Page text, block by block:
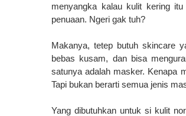
menyangka kalau kulit kering
penuaan. Ngeri gak tuh?
Makanya, tetep butuh skincare
bebas kusam, dan bisa
satunya adalah masker. Kenapa
Tapi bukan berarti semua jenis
Yang dibutuhkan untuk si kulit